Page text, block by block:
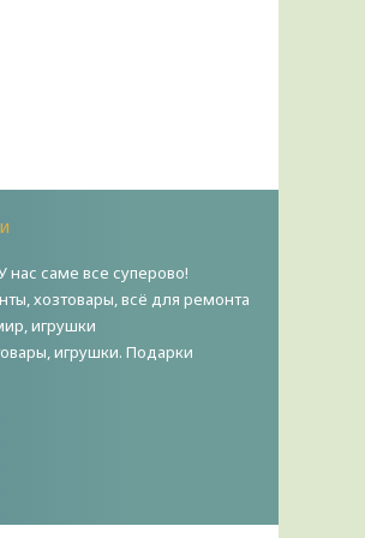
нас саме все суперово!
хозтовары, всё для ремонта
игрушки
игрушки. Подарки